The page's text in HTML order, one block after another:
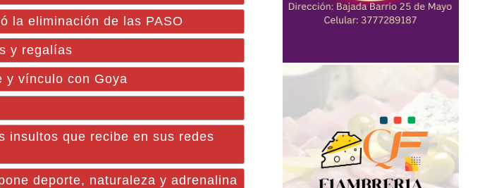
la eliminación de las PASO
y regalías
y vínculo con Goya
insultos que recibe en sus redes
deporte, naturaleza y adrenalina